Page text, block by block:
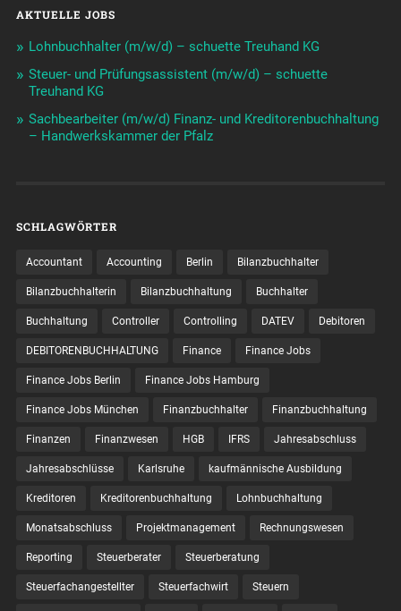
AKTUELLE JOBS
Lohnbuchhalter (m/w/d) – schuette Treuhand KG
Steuer- und Prüfungsassistent (m/w/d) – schuette
Treuhand KG
Sachbearbeiter (m/w/d) Finanz- und Kreditorenbuchhaltung
– Handwerkskammer der Pfalz
SCHLAGWÖRTER
Accountant Accounting Berlin Bilanzbuchhalter
Bilanzbuchhalterin Bilanzbuchhaltung Buchhalter
Buchhaltung Controller Controlling DATEV Debitoren
DEBITORENBUCHHALTUNG Finance Finance Jobs
Finance Jobs Berlin Finance Jobs Hamburg
Finance Jobs München Finanzbuchhalter Finanzbuchhaltung
Finanzen Finanzwesen HGB IFRS Jahresabschluss
Jahresabschlüsse Karlsruhe kaufmännische Ausbildung
Kreditoren Kreditorenbuchhaltung Lohnbuchhaltung
Monatsabschluss Projektmanagement Rechnungswesen
Reporting Steuerberater Steuerberatung
Steuerfachangestellter Steuerfachwirt Steuern